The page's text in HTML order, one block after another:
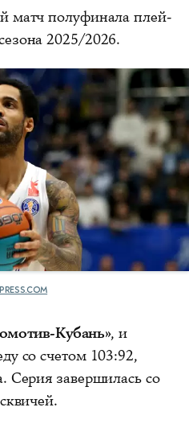
матч полуфинала плей-
2025/2026.
Кубань», и
со счетом 103:92,
Серия завершилась со